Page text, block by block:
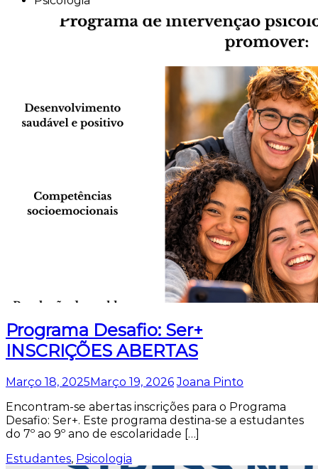
Programa Desafio: Ser+
INSCRIÇÕES ABERTAS
Março 18, 2025Março 19, 2026 Joana Pinto
Encontram-se abertas inscrições para o Programa
Desafio: Ser+. Este programa destina-se a estudantes
do 7º ao 9º ano de escolaridade […]
Estudantes, Psicologia